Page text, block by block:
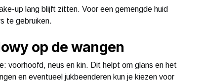
up lang blijft zitten. Voor een gemengde huid
te gebruiken.
op de wangen
voorhoofd, neus en kin. Dit helpt om glans en het
en eventueel jukbeenderen kun je kiezen voor